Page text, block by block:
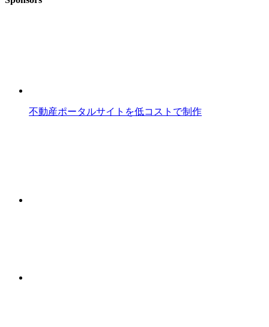
不動産ポータルサイトを低コストで制作